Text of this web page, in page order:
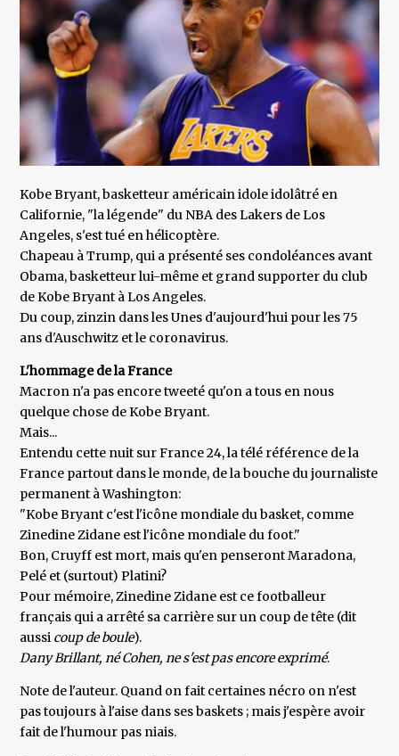
Kobe Bryant, basketteur américain idole idolâtré en
Californie, "la légende" du NBA des Lakers de Los
Angeles, s'est tué en hélicoptère.
Chapeau à Trump, qui a présenté ses condoléances avant
Obama, basketteur lui-même et grand supporter du club
de Kobe Bryant à Los Angeles.
Du coup, zinzin dans les Unes d'aujourd'hui pour les 75
ans d'Auschwitz et le coronavirus.
L'hommage de la France
Macron n'a pas encore tweeté qu'on a tous en nous
quelque chose de Kobe Bryant.
Mais...
Entendu cette nuit sur France 24, la télé référence de la
France partout dans le monde, de la bouche du journaliste
permanent à Washington:
"Kobe Bryant c'est l'icône mondiale du basket, comme
Zinedine Zidane est l'icône mondiale du foot."
Bon, Cruyff est mort, mais qu'en penseront Maradona,
Pelé et (surtout) Platini?
Pour mémoire, Zinedine Zidane est ce footballeur
français qui a arrêté sa carrière sur un coup de tête (dit
aussi coup de boule).
Dany Brillant, né Cohen, ne s'est pas encore exprimé.
Note de l'auteur. Quand on fait certaines nécro on n'est
pas toujours à l'aise dans ses baskets ; mais j'espère avoir
fait de l'humour pas niais.